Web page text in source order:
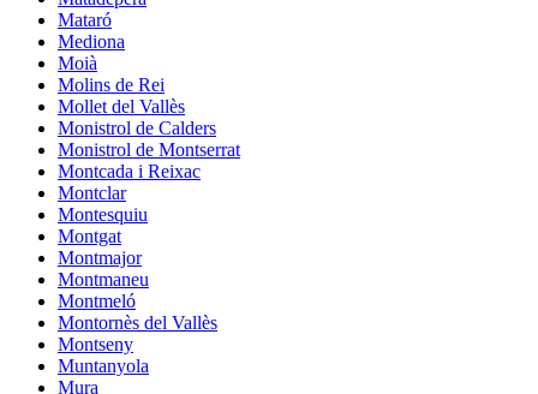
Mataró
Mediona
Moià
Molins de Rei
Mollet del Vallès
Monistrol de Calders
Monistrol de Montserrat
Montcada i Reixac
Montclar
Montesquiu
Montgat
Montmajor
Montmaneu
Montmeló
Montornès del Vallès
Montseny
Muntanyola
Mura